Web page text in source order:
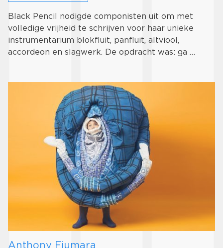
Black Pencil nodigde componisten uit om met
volledige vrijheid te schrijven voor haar unieke
instrumentarium blokfluit, panfluit, altviool,
accordeon en slagwerk. De opdracht was: ga …
Anthony Fiumara